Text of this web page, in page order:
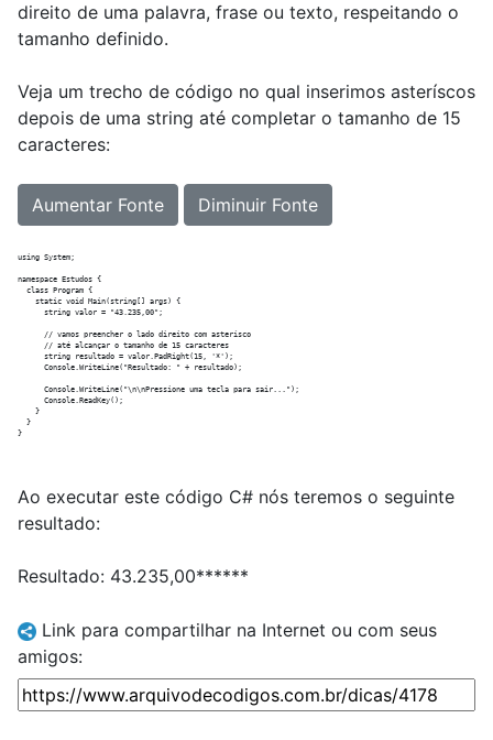
direito de uma palavra, frase ou texto, respeitando o
tamanho definido.
Veja um trecho de código no qual inserimos asteríscos
depois de uma string até completar o tamanho de 15
caracteres:
Aumentar Fonte Diminuir Fonte
using System;
namespace Estudos {
  class Program {
    static void Main(string[] args) {
      string valor = "43.235,00";
      // vamos preencher o lado direito com asterísco
      // até alcançar o tamanho de 15 caracteres
      string resultado = valor.PadRight(15, '*');
      Console.WriteLine("Resultado: " + resultado);
      Console.WriteLine("\n\nPressione uma tecla para sair...");
      Console.ReadKey();
    }
  }
Ao executar este código C# nós teremos o seguinte
resultado:
Resultado: 43.235,00******
Link para compartilhar na Internet ou com seus
amigos: